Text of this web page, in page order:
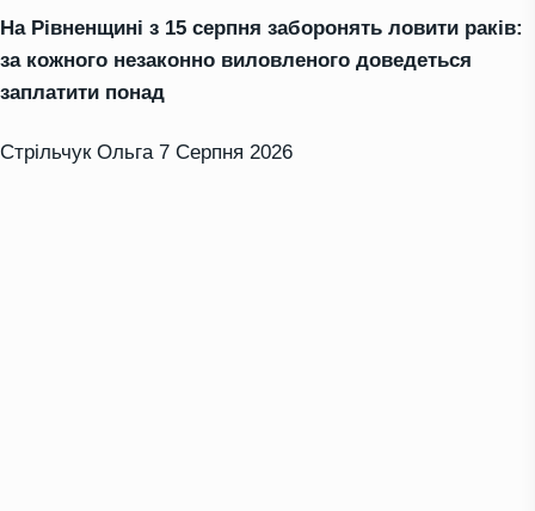
На Рівненщині з 15 серпня заборонять ловити раків:
за кожного незаконно виловленого доведеться
заплатити понад
Стрільчук Ольга 7 Серпня 2026